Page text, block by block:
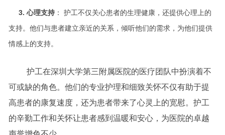
3. 心理支持： 护工不仅关心患者的生理健康，还提供心理上的
支持。他们与患者建立亲近的关系，倾听他们的需求，为他们提供
情感上的支持。
护工在深圳大学第三附属医院的医疗团队中扮演着不
可或缺的角色。他们的专业护理和细致关怀不仅有助于提
高患者的康复速度，还为患者带来了心灵上的宽慰。护工
的辛勤工作和关怀让患者感到温暖和安心，为医院的卓越